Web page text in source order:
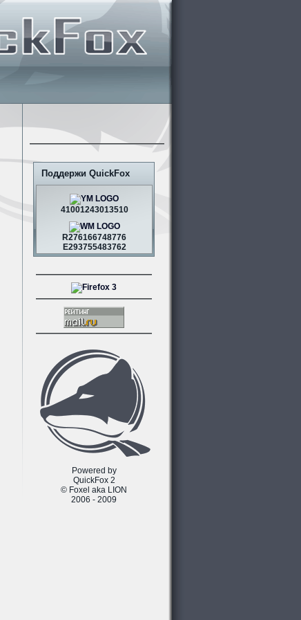
Поддержи QuickFox
41001243013510
R276166748776
E293755483762
Powered by
QuickFox 2
© Foxel aka LION
2006 - 2009